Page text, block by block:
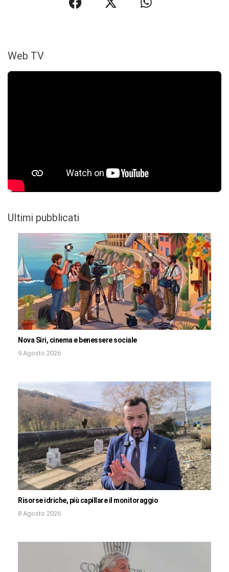
Web TV
Ultimi pubblicati
Nova Siri, cinema e benessere sociale
9 Agosto 2026
Risorse idriche, più capillare il monitoraggio
8 Agosto 2026